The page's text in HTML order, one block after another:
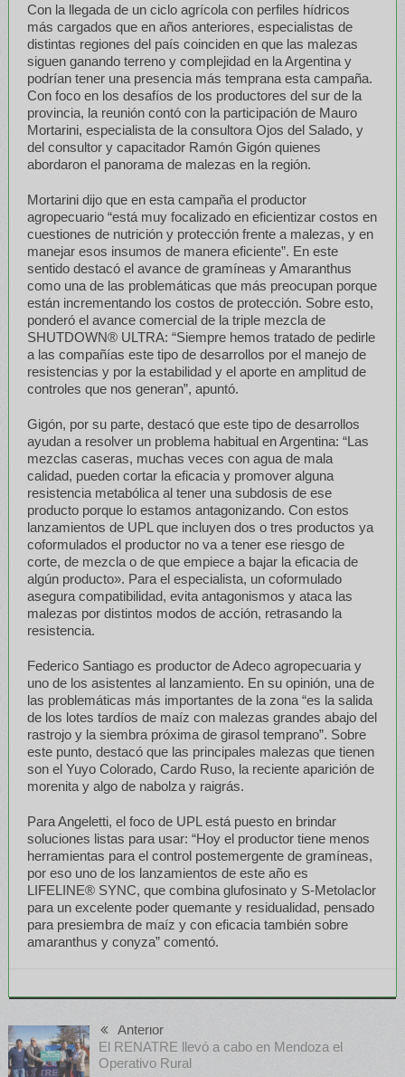
Con la llegada de un ciclo agrícola con perfiles hídricos
más cargados que en años anteriores, especialistas de
distintas regiones del país coinciden en que las malezas
siguen ganando terreno y complejidad en la Argentina y
podrían tener una presencia más temprana esta campaña.
Con foco en los desafíos de los productores del sur de la
provincia, la reunión contó con la participación de Mauro
Mortarini, especialista de la consultora Ojos del Salado, y
del consultor y capacitador Ramón Gigón quienes
abordaron el panorama de malezas en la región.
Mortarini dijo que en esta campaña el productor
agropecuario “está muy focalizado en eficientizar costos en
cuestiones de nutrición y protección frente a malezas, y en
manejar esos insumos de manera eficiente”. En este
sentido destacó el avance de gramíneas y Amaranthus
como una de las problemáticas que más preocupan porque
están incrementando los costos de protección. Sobre esto,
ponderó el avance comercial de la triple mezcla de
SHUTDOWN® ULTRA: “Siempre hemos tratado de pedirle
a las compañías este tipo de desarrollos por el manejo de
resistencias y por la estabilidad y el aporte en amplitud de
controles que nos generan”, apuntó.
Gigón, por su parte, destacó que este tipo de desarrollos
ayudan a resolver un problema habitual en Argentina: “Las
mezclas caseras, muchas veces con agua de mala
calidad, pueden cortar la eficacia y promover alguna
resistencia metabólica al tener una subdosis de ese
producto porque lo estamos antagonizando. Con estos
lanzamientos de UPL que incluyen dos o tres productos ya
coformulados el productor no va a tener ese riesgo de
corte, de mezcla o de que empiece a bajar la eficacia de
algún producto». Para el especialista, un coformulado
asegura compatibilidad, evita antagonismos y ataca las
malezas por distintos modos de acción, retrasando la
resistencia.
Federico Santiago es productor de Adeco agropecuaria y
uno de los asistentes al lanzamiento. En su opinión, una de
las problemáticas más importantes de la zona “es la salida
de los lotes tardíos de maíz con malezas grandes abajo del
rastrojo y la siembra próxima de girasol temprano”. Sobre
este punto, destacó que las principales malezas que tienen
son el Yuyo Colorado, Cardo Ruso, la reciente aparición de
morenita y algo de nabolza y raigrás.
Para Angeletti, el foco de UPL está puesto en brindar
soluciones listas para usar: “Hoy el productor tiene menos
herramientas para el control postemergente de gramíneas,
por eso uno de los lanzamientos de este año es
LIFELINE® SYNC, que combina glufosinato y S-Metolaclor
para un excelente poder quemante y residualidad, pensado
para presiembra de maíz y con eficacia también sobre
amaranthus y conyza” comentó.
Anterior
El RENATRE llevó a cabo en Mendoza el
Operativo Rural